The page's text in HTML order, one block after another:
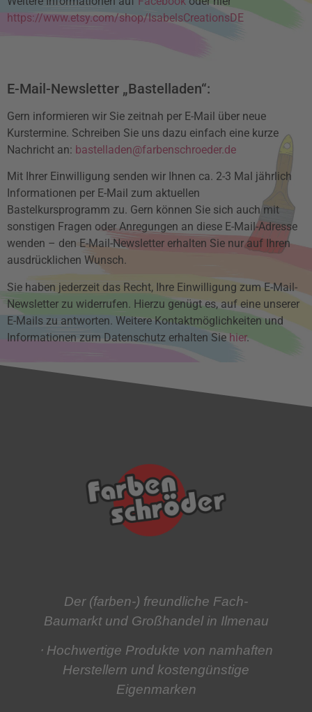
https://www.etsy.com/shop/IsabelsCreationsDE
E-Mail-Newsletter „Bastelladen“:
Gern informieren wir Sie zeitnah per E-Mail über neue
Kurstermine. Schreiben Sie uns dazu einfach eine kurze
Nachricht an: bastelladen@farbenschroeder.de
Mit Ihrer Einwilligung senden wir Ihnen ca. 2-3 Mal jährlich
Informationen per E-Mail zum aktuellen
Bastelkursprogramm zu. Gern können Sie sich auch mit
sonstigen Fragen oder Anregungen an diese E-Mail-Adresse
wenden – den E-Mail-Newsletter erhalten Sie nur auf Ihren
ausdrücklichen Wunsch.
Sie haben jederzeit das Recht, Ihre Einwilligung zum E-Mail-
Newsletter zu widerrufen. Hierzu genügt es, auf eine unserer
E-Mails zu antworten. Weitere Kontaktmöglichkeiten und
Informationen zum Datenschutz erhalten Sie hier.
Der (farben-) freundliche Fach-
Baumarkt und Großhandel in Ilmenau
⋅ Hochwertige Produkte von namhaften
Herstellern und kostengünstige
Eigenmarken